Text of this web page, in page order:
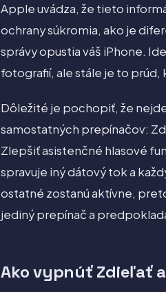
Apple uvádza, že tieto
ochrany súkromia, ako je
správy opustia váš iPhone.
fotografií, ale stále je to
Dôležité je pochopiť, že
samostatných prepínačov:
Zlepšiť asistenčné hlasové
spravuje iný dátový tok a
ostatné zostanú aktívne,
jediný prepínač a
Ako vypnúť Zdieľať